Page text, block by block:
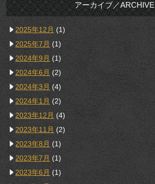
アーカイブ／ARCHIVE
2025年12月 (1)
2025年7月 (1)
2024年9月 (1)
2024年6月 (2)
2024年3月 (4)
2024年1月 (2)
2023年12月 (4)
2023年11月 (2)
2023年8月 (1)
2023年7月 (1)
2023年6月 (1)